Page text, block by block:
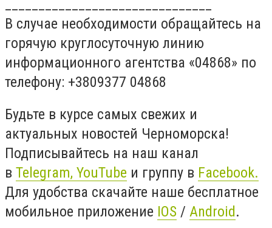
В случае необходимости обращайтесь на
горячую круглосуточную линию
информационного агентства «04868» по
телефону: +3809377 04868
Будьте в курсе самых свежих и
актуальных новостей Черноморска!
Подписывайтесь на наш канал
в Telegram, YouTube и группу в Facebook.
Для удобства скачайте наше бесплатное
мобильное приложение IOS / Android.